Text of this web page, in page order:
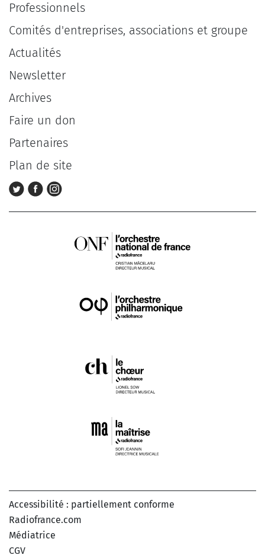
Professionnels
Comités d'entreprises, associations et groupe
Actualités
Newsletter
Archives
Faire un don
Partenaires
Plan de site
Accessibilité : partiellement conforme
Radiofrance.com
Médiatrice
CGV